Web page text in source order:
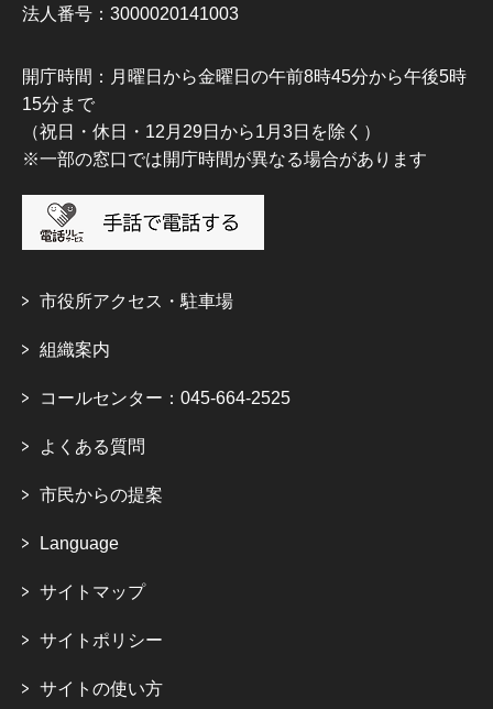
法人番号：3000020141003
開庁時間：月曜日から金曜日の午前8時45分から午後5時
15分まで
（祝日・休日・12月29日から1月3日を除く）
※一部の窓口では開庁時間が異なる場合があります
市役所アクセス・駐車場
組織案内
コールセンター：045-664-2525
よくある質問
市民からの提案
Language
サイトマップ
サイトポリシー
サイトの使い方